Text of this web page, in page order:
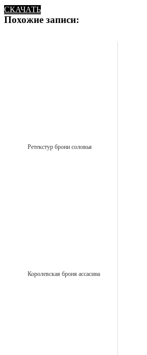
СКАЧАТЬ
Похожие записи:
Ретекстур брони соловья
Королевская броня ассасина